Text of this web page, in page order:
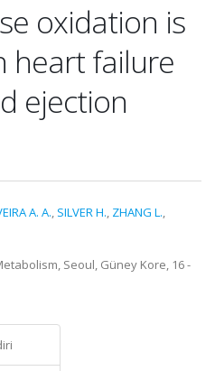
oxidation is
heart failure
ejection
A. A., SILVER H., ZHANG L.,
Seoul, Güney Kore, 16 -